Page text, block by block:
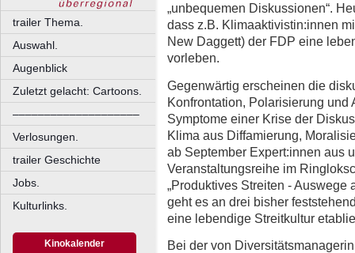
trailer Thema.
Auswahl.
Augenblick
Zuletzt gelacht: Cartoons.
––––––––––––––––––––
Verlosungen.
trailer Geschichte
Jobs.
Kulturlinks.
Kinokalender
„unbequemen Diskussionen“.
dass z.B. Klimaaktivistin:innen
New Daggett) der FDP eine
vorleben.
Gegenwärtig erscheinen die
Konfrontation, Polarisierung
Symptome einer Krise der
Klima aus Diffamierung,
ab September Expert:innen aus
Veranstaltungsreihe im
„Produktives Streiten -
geht es an drei bisher
eine lebendige Streitkultur
Bei der von